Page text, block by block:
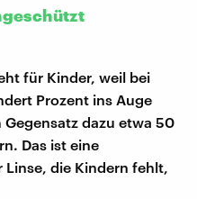
für Kinder, weil bei
Prozent ins Auge
dazu etwa 50
Das ist eine
die Kindern fehlt,